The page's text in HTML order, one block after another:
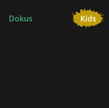
Dokus